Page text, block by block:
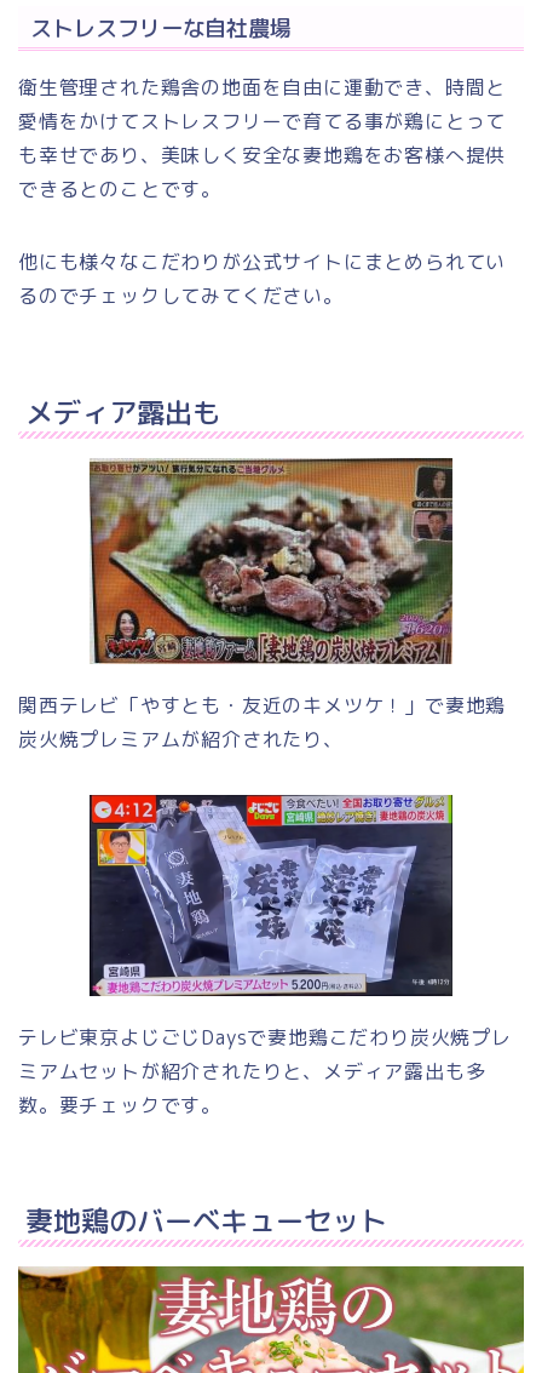
ストレスフリーな自社農場
衛生管理された鶏舎の地面を自由に運動でき、時間と
愛情をかけてストレスフリーで育てる事が鶏にとって
も幸せであり、美味しく安全な妻地鶏をお客様へ提供
できるとのことです。
他にも様々なこだわりが公式サイトにまとめられてい
るのでチェックしてみてください。
メディア露出も
関西テレビ「やすとも・友近のキメツケ！」で妻地鶏
炭火焼プレミアムが紹介されたり、
テレビ東京よじごじDaysで妻地鶏こだわり炭火焼プレ
ミアムセットが紹介されたりと、メディア露出も多
数。要チェックです。
妻地鶏のバーベキューセット